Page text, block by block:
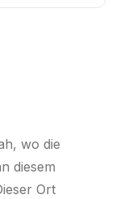
wo die
diesem
Ort